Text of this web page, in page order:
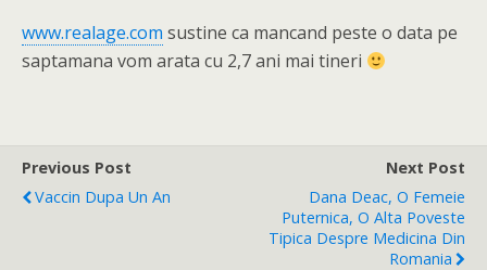
www.realage.com sustine ca mancand peste o data pe
saptamana vom arata cu 2,7 ani mai tineri
Previous Post
Vaccin Dupa Un An
Next Post
Dana Deac, O Femeie
Puternica, O Alta Poveste
Tipica Despre Medicina Din
Romania